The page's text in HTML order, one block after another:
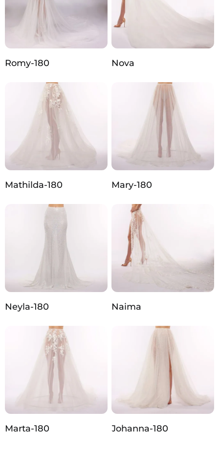
Romy-180 Nova
Mathilda-180 Mary-180
Neyla-180 Naima
Marta-180 Johanna‑180